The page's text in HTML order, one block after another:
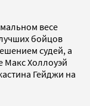
весе
бойцов
судей, а
Макс Холлоуэй
Гейджи на